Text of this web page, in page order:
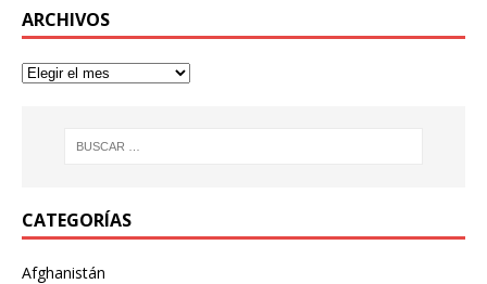
ARCHIVOS
CATEGORÍAS
Afghanistán